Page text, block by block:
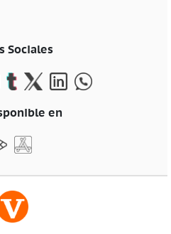
Sociales
en